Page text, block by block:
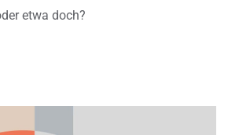
etwa doch?